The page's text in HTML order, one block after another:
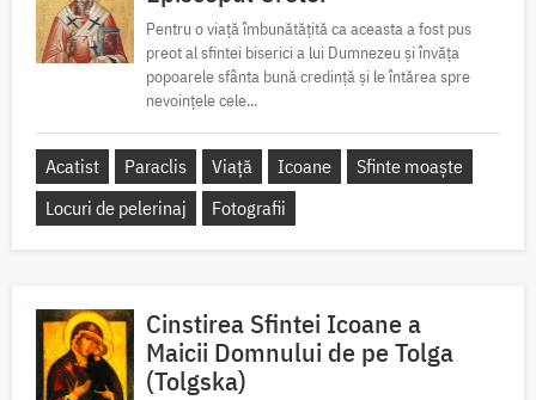
Pentru o viață îmbunătățită ca aceasta a fost pus
preot al sfintei biserici a lui Dumnezeu și învăța
popoarele sfânta bună credință și le întărea spre
nevoințele cele...
Acatist Paraclis Viață Icoane
Sfinte moaște
Locuri de pelerinaj
Fotografii
Cinstirea Sfintei Icoane a
Maicii Domnului de pe Tolga
(Tolgska)